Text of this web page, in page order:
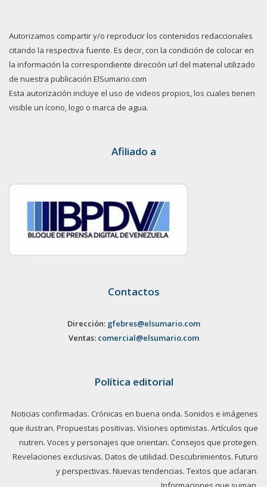
Autorizamos compartir y/o reproducir los contenidos redaccionales
citando la respectiva fuente. Es decir, con la condición de colocar en
la información la correspondiente dirección url del material utilizado
de nuestra publicación ElSumario.com
Esta autorización incluye el uso de videos propios, los cuales tienen
visible un ícono, logo o marca de agua.
Afiliado a
Contactos
Dirección: gfebres@elsumario.com
Ventas: comercial@elsumario.com
Política editorial
Noticias confirmadas. Crónicas en buena onda. Sonidos e imágenes
que ilustran. Propuestas positivas. Visiones optimistas. Artículos que
nutren. Voces y personajes que orientan. Consejos que protegen.
Revelaciones exclusivas. Datos de utilidad. Descubrimientos. Futuro
y perspectivas. Nuevas tendencias. Textos que aclaran.